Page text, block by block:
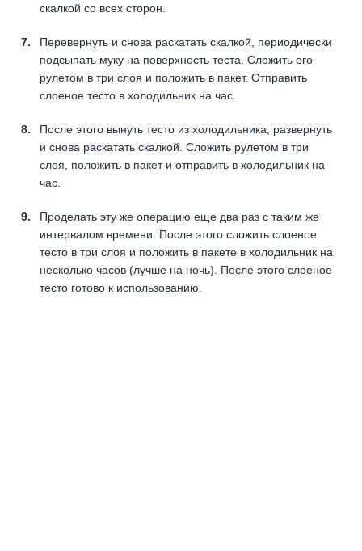
скалкой со всех сторон.
Перевернуть и снова раскатать скалкой, периодически
подсыпать муку на поверхность теста. Сложить его
рулетом в три слоя и положить в пакет. Отправить
слоеное тесто в холодильник на час.
После этого вынуть тесто из холодильника, развернуть
и снова раскатать скалкой. Сложить рулетом в три
слоя, положить в пакет и отправить в холодильник на
час.
Проделать эту же операцию еще два раз с таким же
интервалом времени. После этого сложить слоеное
тесто в три слоя и положить в пакете в холодильник на
несколько часов (лучше на ночь). После этого слоеное
тесто готово к использованию.